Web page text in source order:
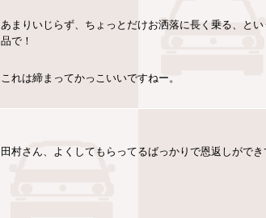
あまりいじらず、ちょっとだけお洒落に長く乗る、と
品で！
これは締まってかっこいいですねー。
田村さん、よくしてもらってるばっかりで恩返しがで